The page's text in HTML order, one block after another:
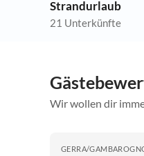
Strandurlaub
21 Unterkünfte
Wir wollen dir
GERRA/